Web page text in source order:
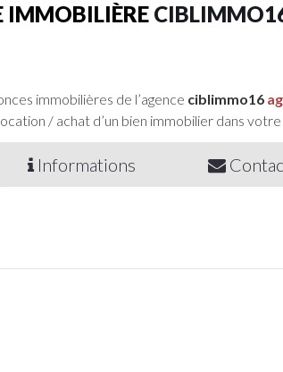
IMMOBILIÈRE
immobilières de l’agence ciblimmo16
/ achat d’un bien immobilier dans votre
Informations